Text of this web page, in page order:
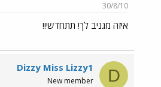
30/8/10
איזה מגניב לך! תתחדשי!!
D
Dizzy Miss Lizzy1
New member